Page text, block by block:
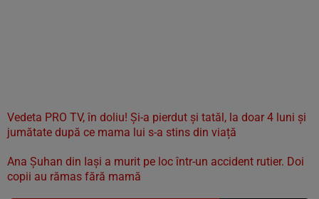
Vedeta PRO TV, în doliu! Și-a pierdut și tatăl, la doar 4 luni și
jumătate după ce mama lui s-a stins din viață
Ana Șuhan din Iași a murit pe loc într-un accident rutier. Doi
copii au rămas fără mamă